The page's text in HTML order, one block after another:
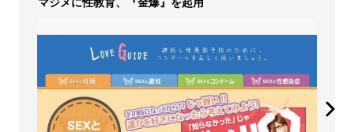
マジメに性教育、『金爆』を起用